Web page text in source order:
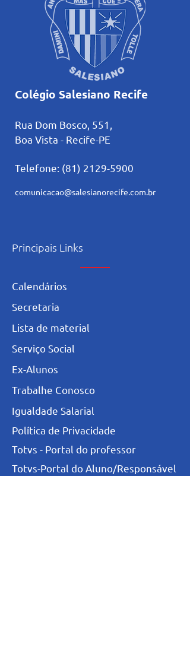
Colégio Salesiano Recife
Rua Dom Bosco, 551,
Boa Vista - Recife-PE
Telefone: (81) 2129-5900
comunicacao@salesianorecife.com.br
Principais Links
Calendários
Secretaria
L ista de material
Serviço Social
Ex-Alunos
Trabalhe Conosco
Igualdade Salarial
Política de Privacidade
Totvs - Portal do professor
Totvs-Portal do Aluno/Responsável